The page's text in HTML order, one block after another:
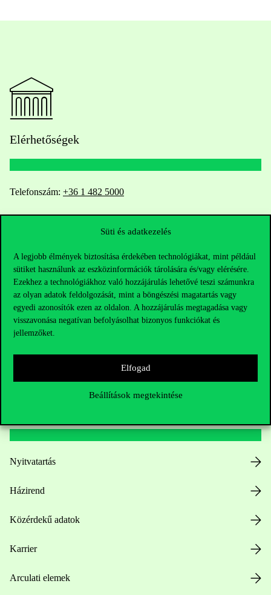
Süti és adatkezelés
A legjobb élmények biztosítása érdekében technológiákat, mint például
sütiket használunk az eszközinformációk tárolására és/vagy elérésére.
Ezekhez a technológiákhoz való hozzájárulás lehetővé teszi számunkra
az olyan adatok feldolgozását, mint a böngészési magatartás vagy
egyedi azonosítók ezen az oldalon. A hozzájárulás megtagadása vagy
visszavonása negatívan befolyásolhat bizonyos funkciókat és
jellemzőket.
Elfogad
Beállítások megtekintése
Elérhetőségek
Telefonszám: +36 1 482 5000
Oktatói elérhetőségek
HUB jelenlegi hallgatóinknak
Sajtó:press@uni-corvinus.hu
Nyitvatartás
Házirend
Közérdekű adatok
Karrier
Arculati elemek